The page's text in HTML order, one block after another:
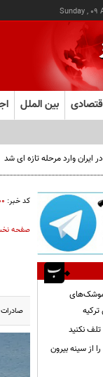
Sunday , 09
بین الملل
کد خبر:
صفحه
صادرات غیرنفتی کشور در سال
موشک‌های
نکنید
از سینه بیرون